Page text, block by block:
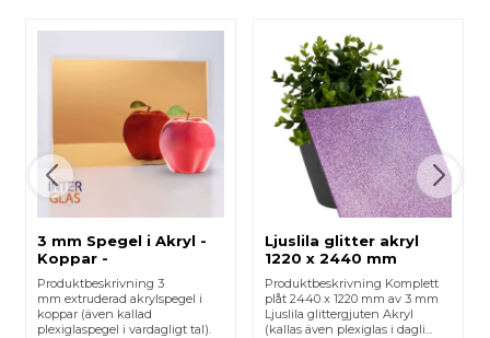
3 mm Spegel i Akryl -
Koppar -
Måttbeställning
Produktbeskrivning 3
mm extruderad akrylspegel i
koppar (även kallad
plexiglaspegel i vardagligt tal).
Ljuslila glitter akryl
1220 x 2440 mm
Produktbeskrivning Komplett
plåt 2440 x 1220 mm av 3 mm
Ljuslila glittergjuten Akryl
(kallas även plexiglas i dagli...